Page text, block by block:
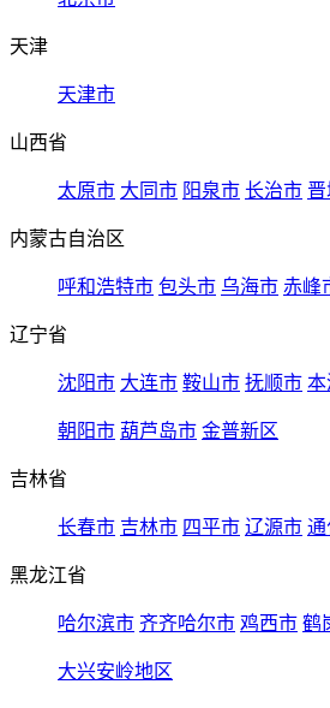
天津
天津市
山西省
太原市 大同市 阳泉市 长治市
内蒙古自治区
呼和浩特市 包头市 乌海市 赤峰
辽宁省
沈阳市 大连市 鞍山市 抚顺市 本
朝阳市 葫芦岛市 金普新区
吉林省
长春市 吉林市 四平市 辽源市 通
黑龙江省
哈尔滨市 齐齐哈尔市 鸡西市 鹤
大兴安岭地区